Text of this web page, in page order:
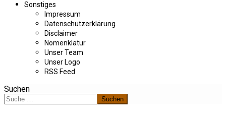
Sonstiges
Impressum
Datenschutzerklärung
Disclaimer
Nomenklatur
Unser Team
Unser Logo
RSS Feed
Suchen
Suchen